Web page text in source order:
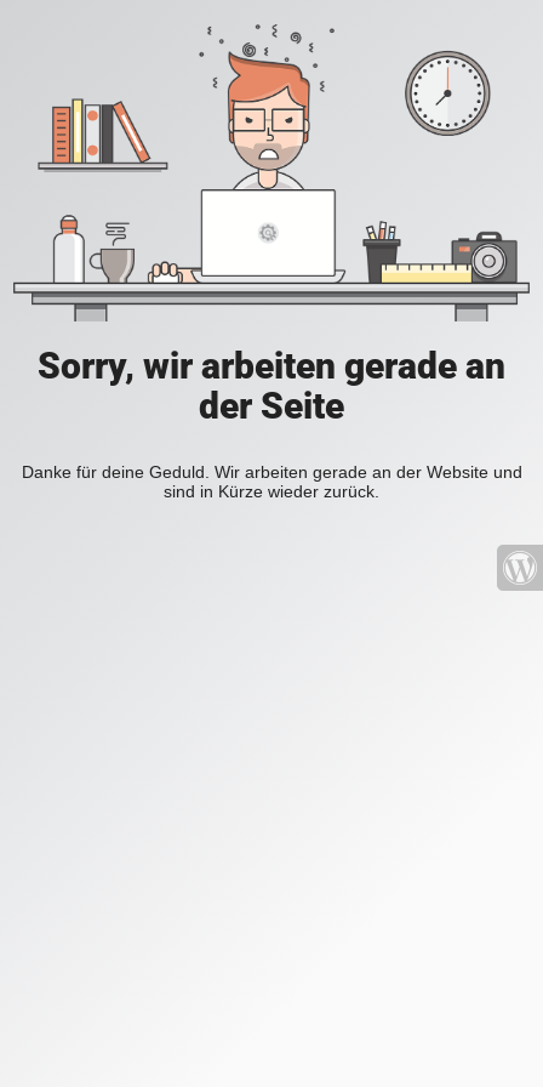
Sorry, wir arbeiten gerade an
der Seite
Danke für deine Geduld. Wir arbeiten gerade an der Website und
sind in Kürze wieder zurück.